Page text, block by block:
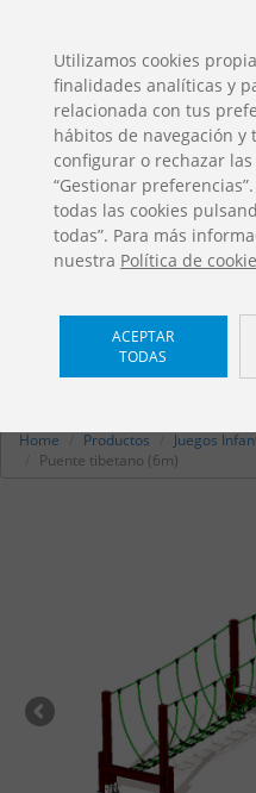
Puente
Balance Maxi
Home Productos Juegos
Puente tibetano (6m)
Utilizamos cookies
finalidades analíticas y
relacionada con tus
hábitos de navegación y
configurar o rechazar
“Gestionar
todas las cookies
todas”. Para más
nuestra Política de
ACEPTAR
TODAS